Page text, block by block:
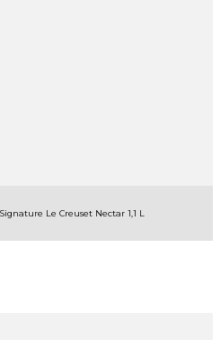
Le Creuset Nectar 1,1 L